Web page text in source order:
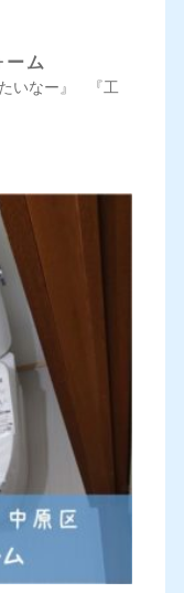
ーム
いなー』 『工